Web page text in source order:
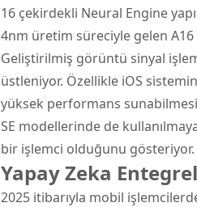
16 çekirdekli Neural Engine
4nm üretim süreciyle gelen
Geliştirilmiş görüntü sinyal
üstleniyor. Özellikle iOS
yüksek performans sunabilmesi
SE modellerinde de
bir işlemci olduğunu gösteriyor.
Yapay Zeka
2025 itibarıyla mobil